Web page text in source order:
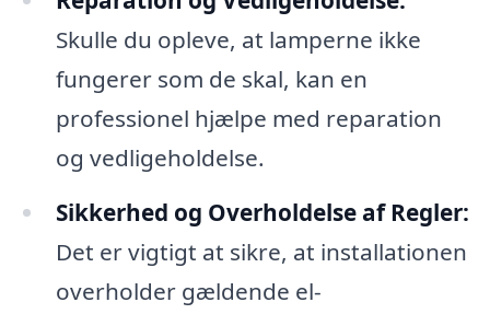
Skulle du opleve, at lamperne ikke
fungerer som de skal, kan en
professionel hjælpe med reparation
og vedligeholdelse.
Sikkerhed og Overholdelse af Regler:
Det er vigtigt at sikre, at installationen
overholder gældende el-